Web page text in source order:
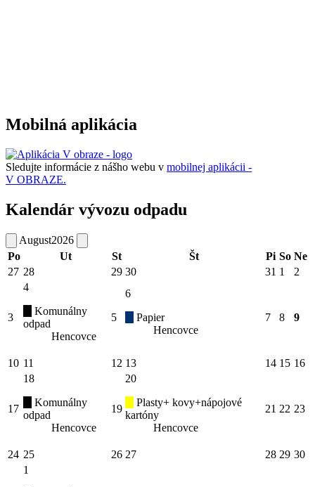
Mobilná aplikácia
Sledujte informácie z nášho webu v mobilnej aplikácii -
V OBRAZE.
Kalendár vývozu odpadu
August2026
Po
Ut St Št Pi So Ne
27 28 29 30 31 1 2
3
4
Komunálny
odpad
Hencovce
5
6
Papier
Hencovce
7 8 9
10 11 12 13 14 15 16
17
18
Komunálny
odpad
Hencovce
19
20
Plasty+ kovy+nápojové
kartóny
Hencovce
21 22 23
24 25 26 27 28 29 30
1